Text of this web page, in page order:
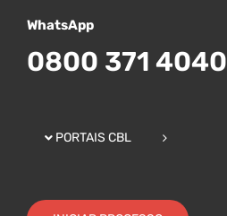
WhatsApp
0800 371 4040
PORTAIS CBL